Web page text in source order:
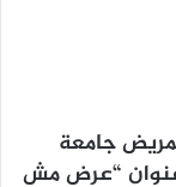
جامعة
عنوان “عرض مش